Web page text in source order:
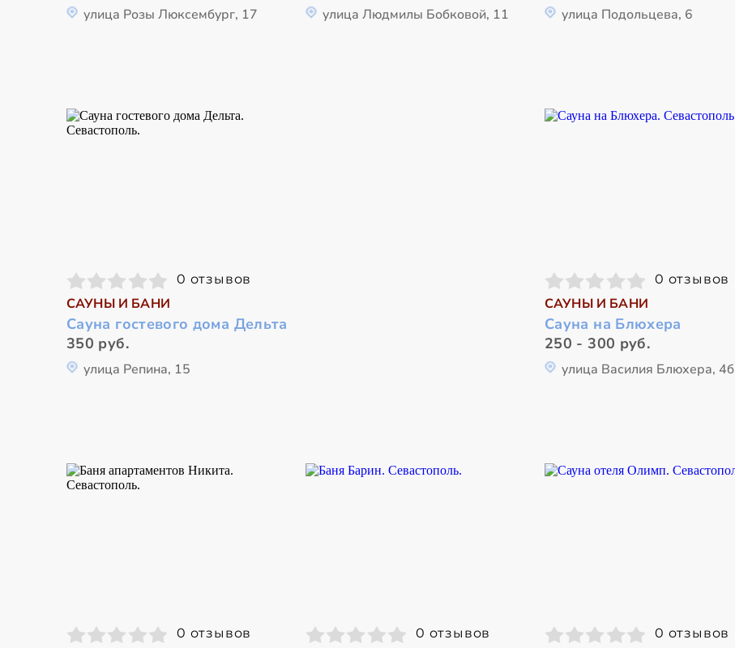
улица Розы Люксембург, 17 улица Людмилы Бобковой, 11 улица Подольцева, 6
0 отзывов
САУНЫ И БАНИ
Сауна гостевого дома Дельта
350 руб.
улица Репина, 15
0 отзывов
САУНЫ И БАНИ
Сауна на Блюхера
250 - 300 руб.
улица Василия Блюхера, 4б
0 отзывов 0 отзывов 0 отзывов